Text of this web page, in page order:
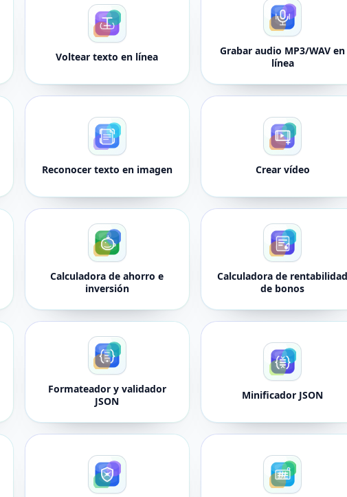
Voltear texto en línea
Grabar audio MP3/WAV en
línea
Reconocer texto en imagen Crear vídeo
Calculadora de ahorro e
inversión
Calculadora de
de bonos
Formateador y validador
JSON
Minificador JSON